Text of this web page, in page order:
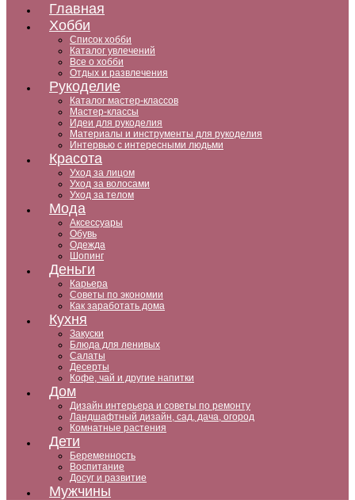
Главная
Хобби
Список хобби
Каталог увлечений
Все о хобби
Отдых и развлечения
Рукоделие
Каталог мастер-классов
Мастер-классы
Идеи для рукоделия
Материалы и инструменты для рукоделия
Интервью с интересными людьми
Красота
Уход за лицом
Уход за волосами
Уход за телом
Мода
Аксессуары
Обувь
Одежда
Шопинг
Деньги
Карьера
Советы по экономии
Как заработать дома
Кухня
Закуски
Блюда для ленивых
Салаты
Десерты
Кофе, чай и другие напитки
Дом
Дизайн интерьера и советы по ремонту
Ландшафтный дизайн, сад, дача, огород
Комнатные растения
Дети
Беременность
Воспитание
Досуг и развитие
Мужчины